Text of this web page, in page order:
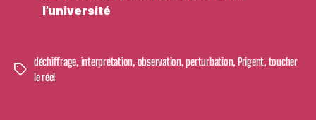
l’université
Étiquettes
déchiffrage, interprétation, observation,perturbation, Prigent, toucher
le réel